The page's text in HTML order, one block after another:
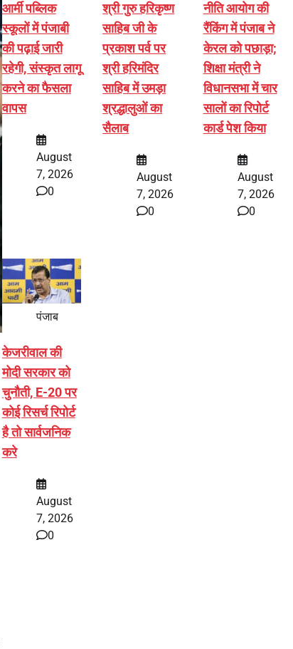
आर्मी पब्लिक
स्कूलों में पंजाबी
की पढ़ाई जारी
रहेगी, संस्कृत लागू
करने का फैसला
वापस
August
7, 2026
0
श्री गुरु हरिकृष्ण
साहिब जी के
प्रकाश पर्व पर
श्री हरिमंदिर
साहिब में उमड़ा
श्रद्धालुओं का
सैलाब
August
7, 2026
0
नीति आयोग की
रैंकिंग में पंजाब ने
केरल को पछाड़ा;
शिक्षा मंत्री ने
विधानसभा में चार
सालों का रिपोर्ट
कार्ड पेश किया
August
7, 2026
0
पंजाब
केजरीवाल की
मोदी सरकार को
चुनौती, E-20 पर
कोई रिसर्च रिपोर्ट
है तो सार्वजनिक
करे
August
7, 2026
0